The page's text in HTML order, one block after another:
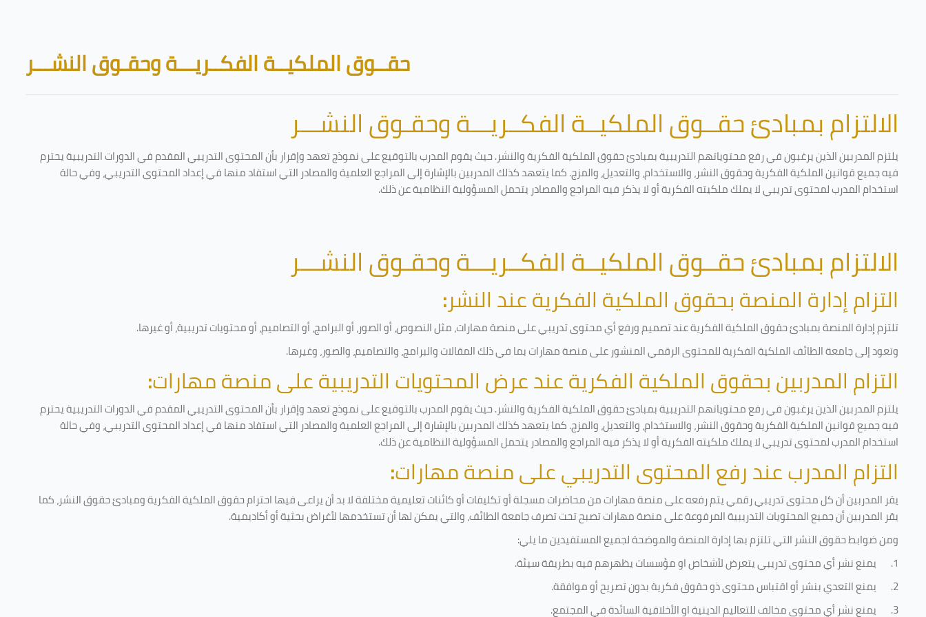
Blocks
حقــوق الملكيــة الفكــريـــة وحقـوق النشـــر
الالتزام بمبادئ حقــوق الملكيــة الفكــريـــة وحقـوق النشـــر
يلتزم المدربين الذين يرغبون في رفع محتوياتهم التدريبية بمبادئ حقوق الملكية الفكرية والنشر. حيث يقوم المدرب بالتوقيع على نموذج تعهد وإقرار بأن المحتوى التدريبي المقدم في الدورات التدريبية يحترم
فيه جميع قوانين الملكية الفكرية وحقوق النشر، والاستخدام، والتعديل، والمزج. كما يتعهد كذلك المدربين بالإشارة إلى المراجع العلمية والمصادر التي استفاد منها في إعداد المحتوى التدريبي، وفي حالة
استخدام المدرب لمحتوى تدريبي لا يملك ملكيته الفكرية أو لا يذكر فيه المراجع والمصادر يتحمل المسؤولية النظامية عن ذلك.
الالتزام بمبادئ حقــوق الملكيــة الفكــريـــة وحقـوق النشـــر
التزام إدارة المنصة بحقوق الملكية الفكرية عند النشر:
تلتزم إدارة المنصة بمبادئ حقوق الملكية الفكرية عند تصميم ورفع أي محتوى تدريبي على منصة مهارات، مثل النصوص، أو الصور، أو البرامج، أو التصاميم، أو محتويات تدريبية، أو غيرها.
وتعود إلى جامعة الطائف الملكية الفكرية للمحتوى الرقمي المنشور على منصة مهارات بما في ذلك المقالات والبرامج، والتصاميم، والصور، وغيرها.
التزام المدربين بحقوق الملكية الفكرية عند عرض المحتويات التدريبية على منصة مهارات:
يلتزم المدربين الذين يرغبون في رفع محتوياتهم التدريبية بمبادئ حقوق الملكية الفكرية والنشر. حيث يقوم المدرب بالتوقيع على نموذج تعهد وإقرار بأن المحتوى التدريبي المقدم في الدورات التدريبية يحترم
فيه جميع قوانين الملكية الفكرية وحقوق النشر، والاستخدام، والتعديل، والمزج. كما يتعهد كذلك المدربين بالإشارة إلى المراجع العلمية والمصادر التي استفاد منها في إعداد المحتوى التدريبي، وفي حالة
استخدام المدرب لمحتوى تدريبي لا يملك ملكيته الفكرية أو لا يذكر فيه المراجع والمصادر يتحمل المسؤولية النظامية عن ذلك.
التزام المدرب عند رفع المحتوى التدريبي على منصة مهارات:
يقر المدربين أن كل محتوى تدريبي رقمي يتم رفعه على منصة مهارات من محاضرات مسجلة أو تكليفات أو كائنات تعليمية مختلفة لا بد أن يراعى فيها احترام حقوق الملكية الفكرية ومبادئ حقوق النشر، كما
يقر المدربين أن جميع المحتويات التدريبية المرفوعة على منصة مهارات تصبح تحت تصرف جامعة الطائف، والتي يمكن لها أن تستخدمها لأغراض بحثية أو أكاديمية.
ومن ضوابط حقوق النشر التي تلتزم بها إدارة المنصة والموضحة لجميع المستفيدين ما يلي:
1.
يمنع نشر أي محتوى تدريبي يتعرض لأشخاص او مؤسسات يظهرهم فيه بطريقة سيئة.
2.
يمنع التعدي بنشر أو اقتباس محتوى ذو حقوق فكرية بدون تصريح أو موافقة.
3.
يمنع نشر أي محتوى مخالف للتعاليم الدينية او الأخلاقية السائدة في المجتمع.